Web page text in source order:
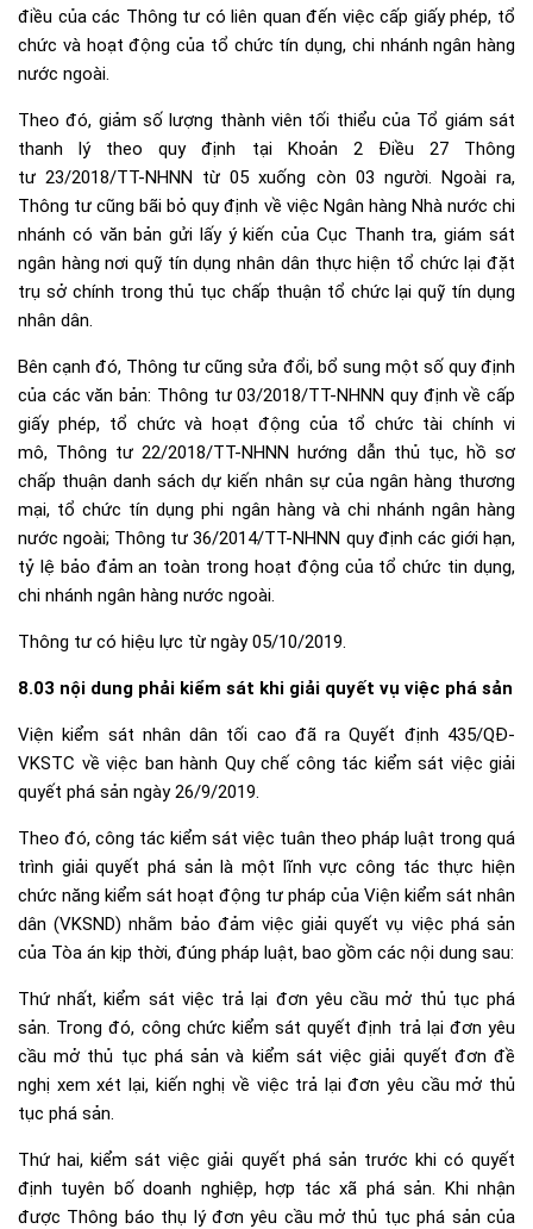
điều của các Thông tư có liên quan đến việc cấp giấy phép, tổ
chức và hoạt động của tổ chức tín dụng, chi nhánh ngân hàng
nước ngoài.
Theo đó, giảm số lượng thành viên tối thiểu của Tổ giám sát
thanh lý theo quy định tại Khoản 2 Điều 27 Thông
tư 23/2018/TT-NHNN từ 05 xuống còn 03 người. Ngoài ra,
Thông tư cũng bãi bỏ quy định về việc Ngân hàng Nhà nước chi
nhánh có văn bản gửi lấy ý kiến của Cục Thanh tra, giám sát
ngân hàng nơi quỹ tín dụng nhân dân thực hiện tổ chức lại đặt
trụ sở chính trong thủ tục chấp thuận tổ chức lại quỹ tín dụng
nhân dân.
Bên cạnh đó, Thông tư cũng sửa đổi, bổ sung một số quy định
của các văn bản: Thông tư 03/2018/TT-NHNN quy định về cấp
giấy phép, tổ chức và hoạt động của tổ chức tài chính vi
mô, Thông tư 22/2018/TT-NHNN hướng dẫn thủ tục, hồ sơ
chấp thuận danh sách dự kiến nhân sự của ngân hàng thương
mại, tổ chức tín dụng phi ngân hàng và chi nhánh ngân hàng
nước ngoài; Thông tư 36/2014/TT-NHNN quy định các giới hạn,
tỷ lệ bảo đảm an toàn trong hoạt động của tổ chức tin dụng,
chi nhánh ngân hàng nước ngoài.
Thông tư có hiệu lực từ ngày 05/10/2019.
8.03 nội dung phải kiểm sát khi giải quyết vụ việc phá sản
Viện kiểm sát nhân dân tối cao đã ra Quyết định 435/QĐ-
VKSTC về việc ban hành Quy chế công tác kiểm sát việc giải
quyết phá sản ngày 26/9/2019.
Theo đó, công tác kiểm sát việc tuân theo pháp luật trong quá
trình giải quyết phá sản là một lĩnh vực công tác thực hiện
chức năng kiểm sát hoạt động tư pháp của Viện kiểm sát nhân
dân (VKSND) nhằm bảo đảm việc giải quyết vụ việc phá sản
của Tòa án kịp thời, đúng pháp luật, bao gồm các nội dung sau:
Thứ nhất, kiểm sát việc trả lại đơn yêu cầu mở thủ tục phá
sản. Trong đó, công chức kiểm sát quyết định trả lại đơn yêu
cầu mở thủ tục phá sản và kiểm sát việc giải quyết đơn đề
nghị xem xét lại, kiến nghị về việc trả lại đơn yêu cầu mở thủ
tục phá sản.
Thứ hai, kiểm sát việc giải quyết phá sản trước khi có quyết
định tuyên bố doanh nghiệp, hợp tác xã phá sản. Khi nhận
được Thông báo thụ lý đơn yêu cầu mở thủ tục phá sản của